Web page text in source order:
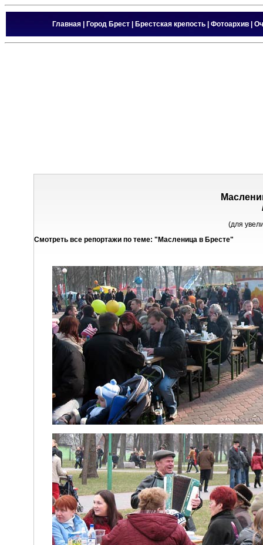
Главная Город Брест| Брестская крепость Фотоархив
(для
Смотреть все репортажи по теме: "Масленица в Бресте"